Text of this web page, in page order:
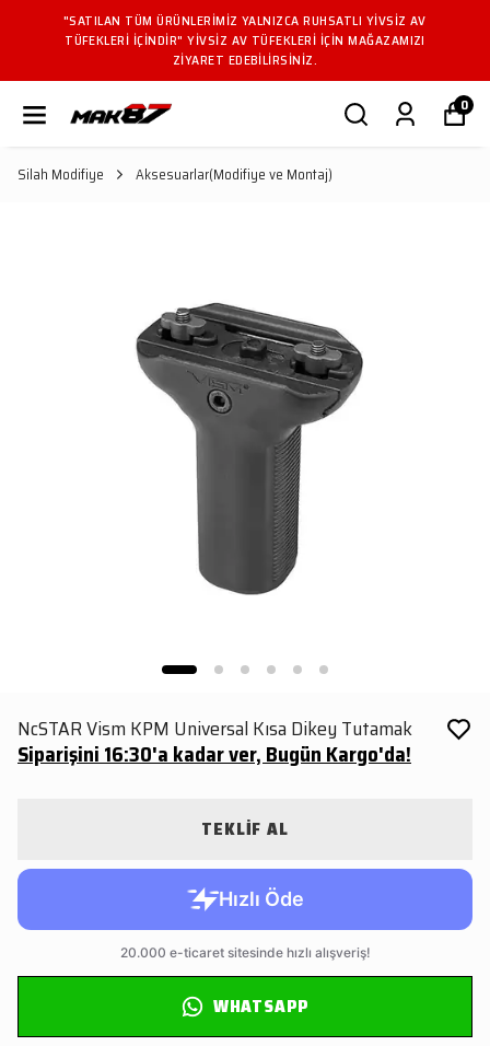
"SATILAN TÜM ÜRÜNLERIMIZ YALNIZCA RUHSATLI YIVSIZ AV
TÜFEKLERI IÇINDIR" YIVSIZ AV TÜFEKLERI IÇIN MAĞAZAMIZI
ZIYARET EDEBILIRSINIZ.
0
Silah Modifiye Aksesuarlar(Modifiye ve Montaj)
NcSTAR Vism KPM Universal Kısa Dikey Tutamak
Siparişini 16:30'a kadar ver, Bugün Kargo'da!
TEKLİF AL
WHATSAPP